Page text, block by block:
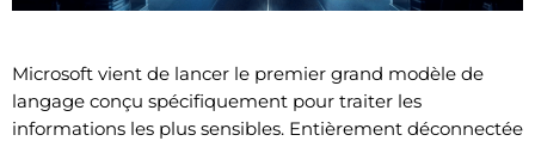
Microsoft vient de lancer le premier grand modèle de
langage conçu spécifiquement pour traiter les
informations les plus sensibles. Entièrement déconnectée